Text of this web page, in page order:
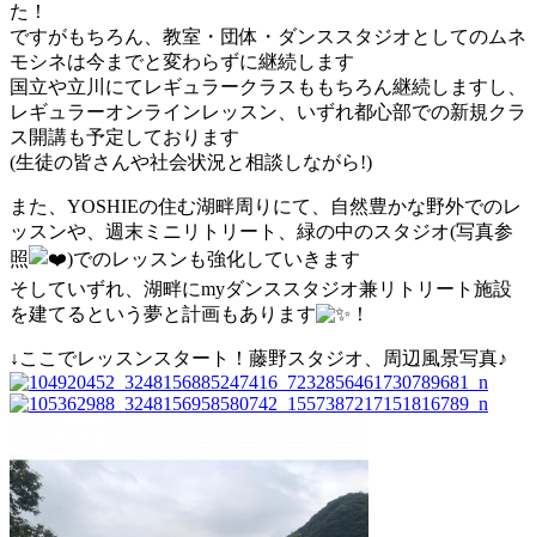
た！
ですがもちろん、教室・団体・ダンススタジオとしてのムネ
モシネは今までと変わらずに継続します
国立や立川にてレギュラークラスももちろん継続しますし、
レギュラーオンラインレッスン、いずれ都心部での新規クラ
ス開講も予定しております
(生徒の皆さんや社会状況と相談しながら!)
また、YOSHIEの住む湖畔周りにて、自然豊かな野外でのレ
ッスンや、週末ミニリトリート、緑の中のスタジオ(写真参
照
)でのレッスンも強化していきます
そしていずれ、湖畔にmyダンススタジオ兼リトリート施設
を建てるという夢と計画もあります
！
↓ここでレッスンスタート！藤野スタジオ、周辺風景写真♪